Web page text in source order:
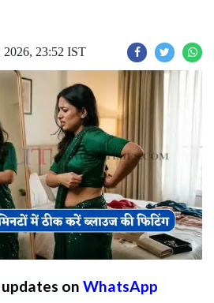
2026, 23:52 IST
on WhatsApp